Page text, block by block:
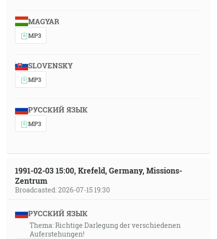
MAGYAR
MP3
SLOVENSKY
MP3
РУССКИЙ ЯЗЫК
MP3
1991-02-03 15:00, Krefeld, Germany, Missions-
Zentrum
Broadcasted: 2026-07-15 19:30
РУССКИЙ ЯЗЫК
Thema: Richtige Darlegung der verschiedenen
Auferstehungen!